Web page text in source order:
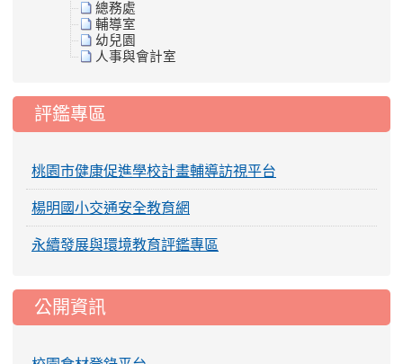
總務處
輔導室
幼兒園
人事與會計室
評鑑專區
桃園市健康促進學校計畫輔導訪視平台
楊明國小交通安全教育網
永續發展與環境教育評鑑專區
公開資訊